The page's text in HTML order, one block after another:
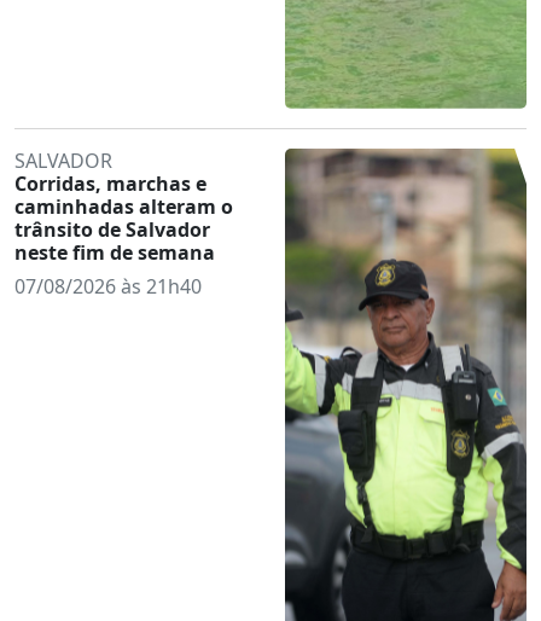
SALVADOR
Corridas, marchas e
caminhadas alteram o
trânsito de Salvador
neste fim de semana
07/08/2026 às 21h40